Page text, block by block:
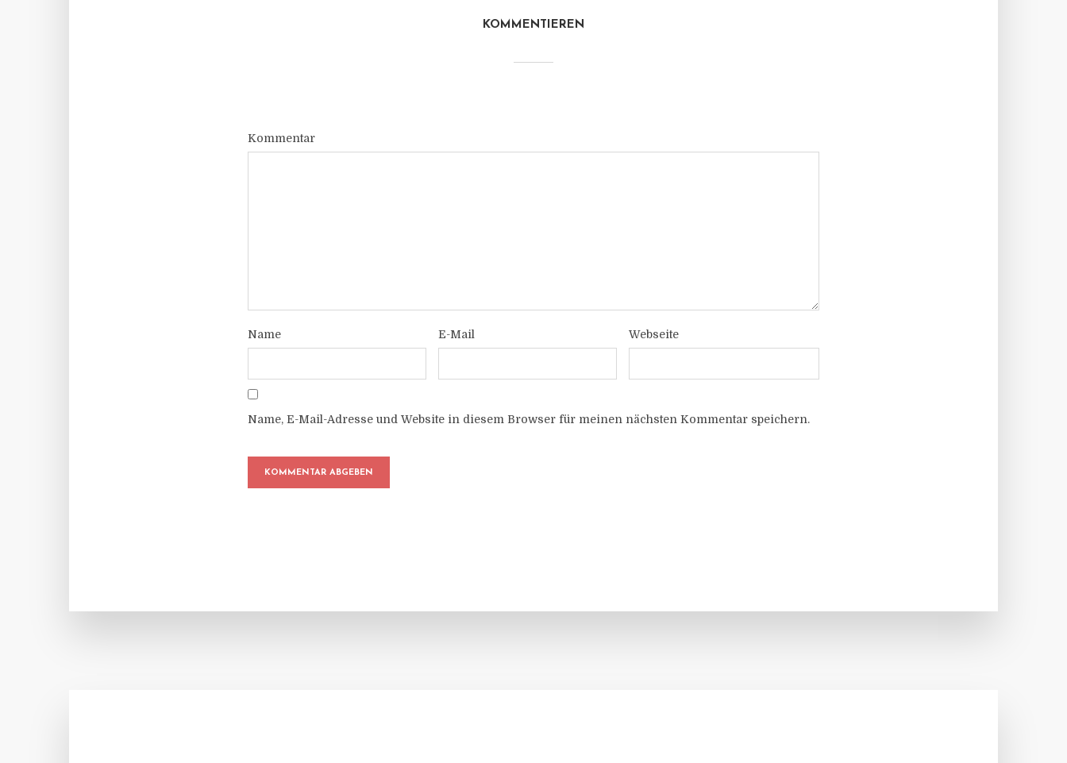
KOMMENTIEREN
Kommentar
Name E-Mail Webseite
Name, E-Mail-Adresse und Website in diesem Browser für meinen nächsten Kommentar speichern.